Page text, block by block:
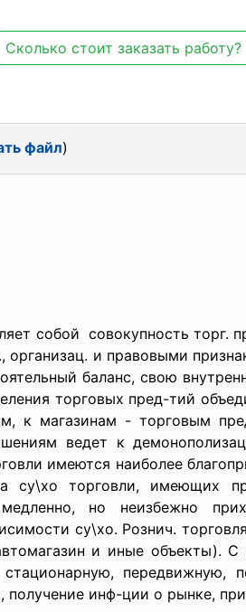
Сколько стоит заказать работу?
файл)
собой совокупность
организац. и правовыми
баланс, свою
торговых пред-тий
к магазинам - торговым
ведет к
имеются наиболее
су\хо торговли, имеющих
но неизбежно
су\хо. Рознич.
и иные объекты). С
передвижную,
получение инф-ции о рынке,